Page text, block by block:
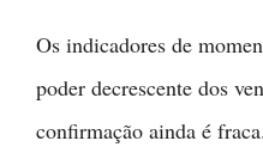
Os indicadores de
poder decrescente dos
confirmação ainda é